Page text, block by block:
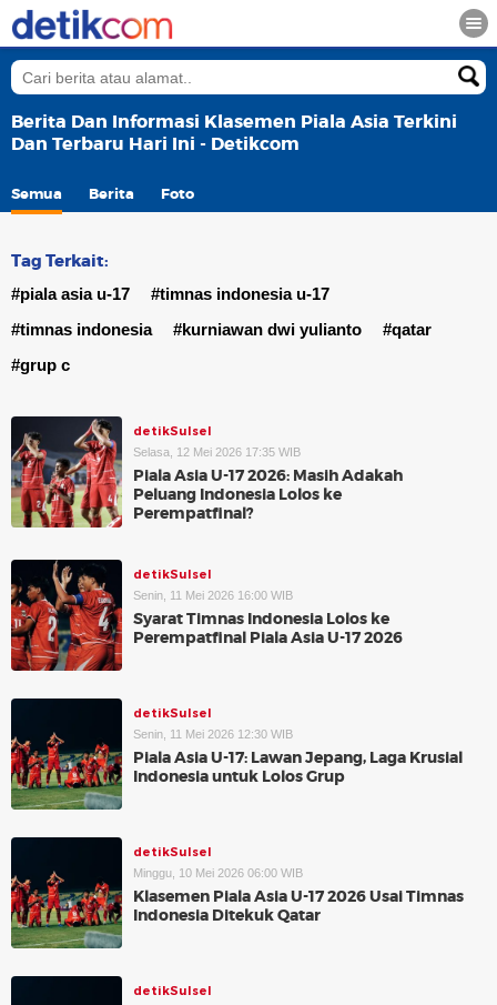
Berita Dan Informasi Klasemen Piala Asia Terkini
Dan Terbaru Hari Ini - Detikcom
Semua Berita Foto
Tag Terkait:
#piala asia u-17
#timnas indonesia u-17
#timnas indonesia
#kurniawan dwi yulianto
#qatar
#grup c
detikSulsel
Selasa, 12 Mei 2026 17:35 WIB
Piala Asia U-17 2026: Masih Adakah
Peluang Indonesia Lolos ke
Perempatfinal?
detikSulsel
Senin, 11 Mei 2026 16:00 WIB
Syarat Timnas Indonesia Lolos ke
Perempatfinal Piala Asia U-17 2026
detikSulsel
Senin, 11 Mei 2026 12:30 WIB
Piala Asia U-17: Lawan Jepang, Laga Krusial
Indonesia untuk Lolos Grup
detikSulsel
Minggu, 10 Mei 2026 06:00 WIB
Klasemen Piala Asia U-17 2026 Usai Timnas
Indonesia Ditekuk Qatar
detikSulsel